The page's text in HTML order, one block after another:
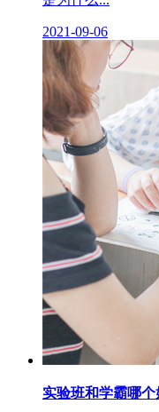
2021-09-06
实验班和学霸哪个